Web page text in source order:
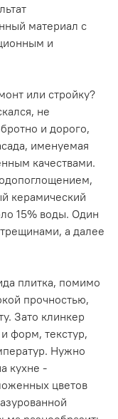
материал с
и
или стройку?
не
и дорого,
именуемая
качествами.
керамический
15% воды. Один
а далее
плитка, помимо
прочностью,
Зато клинкер
форм, текстур,
Нужно
кухне -
цветов